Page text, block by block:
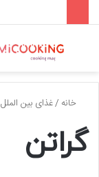
جستجو
خانه /غذای بین الملل
گراتن